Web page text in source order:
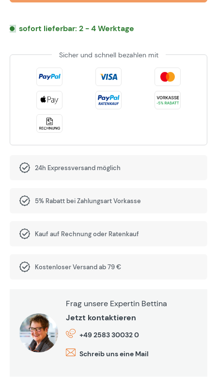
sofort lieferbar: 2 - 4 Werktage
Sicher und schnell bezahlen mit
24h Expressversand möglich
5% Rabatt bei Zahlungsart Vorkasse
Kauf auf Rechnung oder Ratenkauf
Kostenloser Versand ab 79 €
Frag unsere Expertin Bettina
Jetzt kontaktieren
+49 2583 30032 0
Schreib uns eine Mail